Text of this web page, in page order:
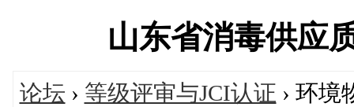
山东省消毒供应
论坛 › 等级评审与JCI认证 › 环境